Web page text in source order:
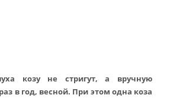
козу не стригут, а вручную
в год, весной. При этом одна коза